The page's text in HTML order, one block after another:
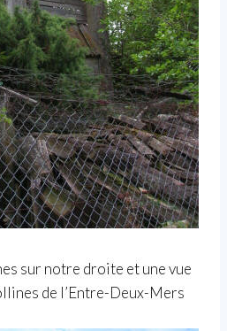
sur notre droite et une vue
de l’Entre-Deux-Mers